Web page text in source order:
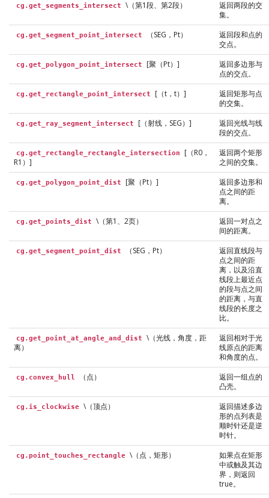
cg.get_segments_intersect \（第1段、第2段）
返回两段的交
集。
cg.get_segment_point_intersect （SEG，Pt）
返回段和点的
交点。
cg.get_polygon_point_intersect [聚（Pt）]
返回多边形与
点的交点。
cg.get_rectangle_point_intersect [（t，t）]
返回矩形与点
的交集。
cg.get_ray_segment_intersect [（射线，SEG）]
返回光线与线
段的交点。
cg.get_rectangle_rectangle_intersection
[（R0，
R1）]
返回两个矩形
之间的交集。
cg.get_polygon_point_dist [聚（Pt）]
返回多边形和
点之间的距
离。
cg.get_points_dist \（第1、2页）
返回一对点之
间的距离。
cg.get_segment_point_dist （SEG，Pt）
返回直线段与
点之间的距
离，以及沿直
线段上最近点
的段与点之间
的距离，与直
线段的长度之
比。
cg.get_point_at_angle_and_dist
\（光线，角度，距
离）
返回相对于光
线原点的距离
和角度的点。
cg.convex_hull （点）
返回一组点的
凸壳。
cg.is_clockwise \（顶点）
返回描述多边
形的点列表是
顺时针还是逆
时针。
cg.point_touches_rectangle \（点，矩形）
如果点在矩形
中或触及其边
界，则返回
true。